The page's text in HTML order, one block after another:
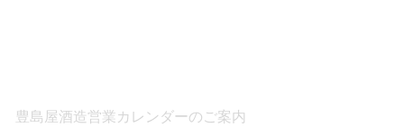
豊島屋酒造営業カレンダーのご案内